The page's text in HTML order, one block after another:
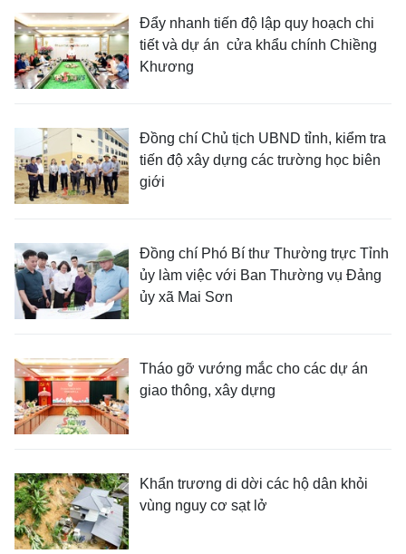
Đẩy nhanh tiến độ lập quy hoạch chi
tiết và dự án cửa khẩu chính Chiềng
Khương
Đồng chí Chủ tịch UBND tỉnh, kiểm tra
tiến độ xây dựng các trường học biên
giới
Đồng chí Phó Bí thư Thường trực Tỉnh
ủy làm việc với Ban Thường vụ Đảng
ủy xã Mai Sơn
Tháo gỡ vướng mắc cho các dự án
giao thông, xây dựng
Khẩn trương di dời các hộ dân khỏi
vùng nguy cơ sạt lở